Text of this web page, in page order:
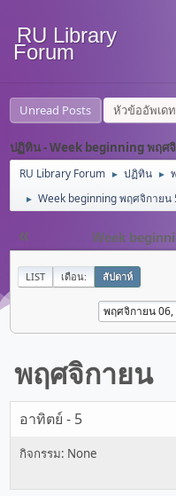
RU Library
Forum
Unread Posts หัวข้ออัพเดท
ปฏิทิน - Week beginning พฤศ
RU Library Forum ► ปฏิทิน ►
► Week beginning พฤศจิกายน
« Week
LIST เดือน: สัปดาห์
พฤศจิกายน
อาทิตย์ - 5